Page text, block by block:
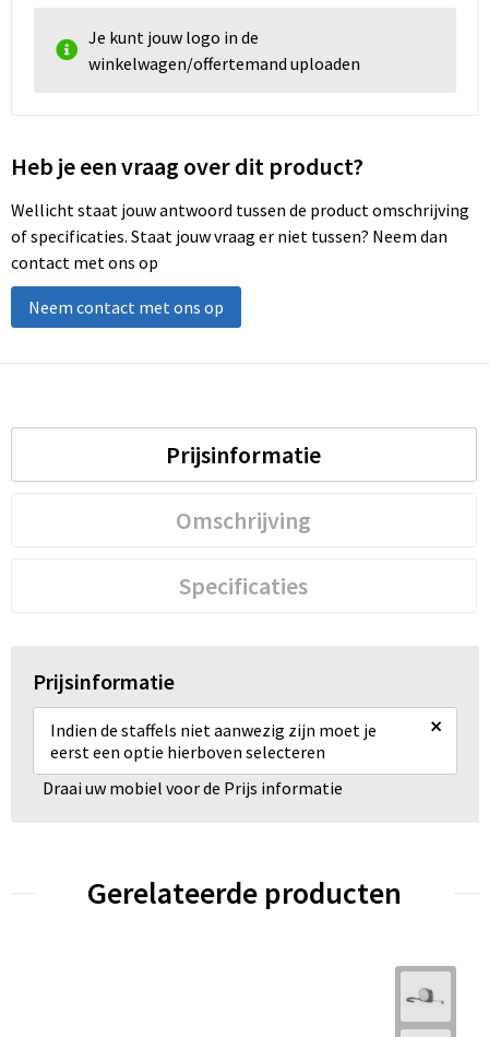
Je kunt jouw logo in de
winkelwagen/offertemand uploaden
Heb je een vraag over dit product?
Wellicht staat jouw antwoord tussen de product omschrijving
of specificaties. Staat jouw vraag er niet tussen? Neem dan
contact met ons op
Neem contact met ons op
Prijsinformatie
Omschrijving
Specificaties
Prijsinformatie
Indien de staffels niet aanwezig zijn moet je
eerst een optie hierboven selecteren
×
Draai uw mobiel voor de Prijs informatie
Gerelateerde producten